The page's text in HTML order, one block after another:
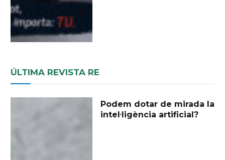
ÚLTIMA REVISTA RE
Podem dotar de mirada la
intel·ligència artificial?